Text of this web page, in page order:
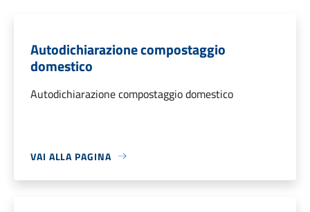
Autodichiarazione compostaggio
domestico
Autodichiarazione compostaggio domestico
VAI ALLA PAGINA